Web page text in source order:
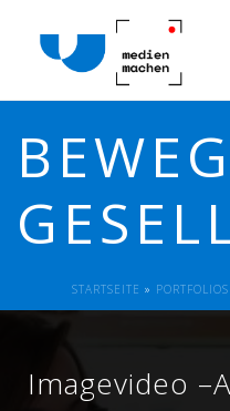
STARTSEITE » PORTFOLIOS
Imagevideo